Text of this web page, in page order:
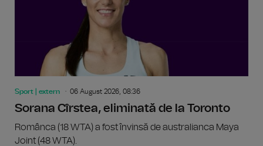
Sport | extern 06 August 2026, 08:36
Sorana Cîrstea, eliminată de la Toronto
Românca (18 WTA) a fost învinsă de australianca Maya
Joint (48 WTA).